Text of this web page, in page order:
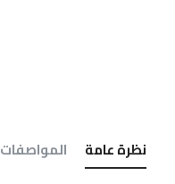
نظرة عامة المواصفات